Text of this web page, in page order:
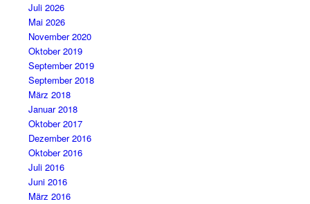
Juli 2026
Mai 2026
November 2020
Oktober 2019
September 2019
September 2018
März 2018
Januar 2018
Oktober 2017
Dezember 2016
Oktober 2016
Juli 2016
Juni 2016
März 2016